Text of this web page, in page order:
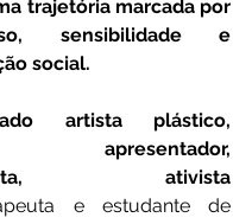
trajetória marcada por
sensibilidade e
social.
artista plástico,
apresentador,
ativista
e estudante de